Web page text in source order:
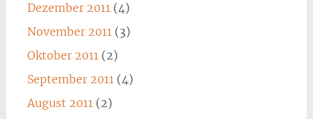
Dezember 2011(4)
November 2011(3)
Oktober 2011(2)
September 2011(4)
August 2011(2)